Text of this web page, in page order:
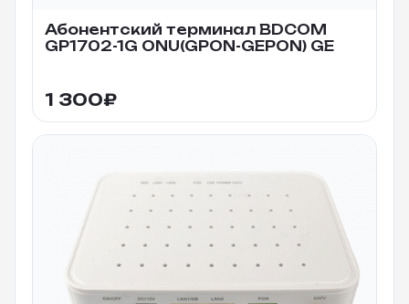
Абонентский терминал BDCOM
GP1702-1G ONU(GPON-GEPON) GE
1 300₽